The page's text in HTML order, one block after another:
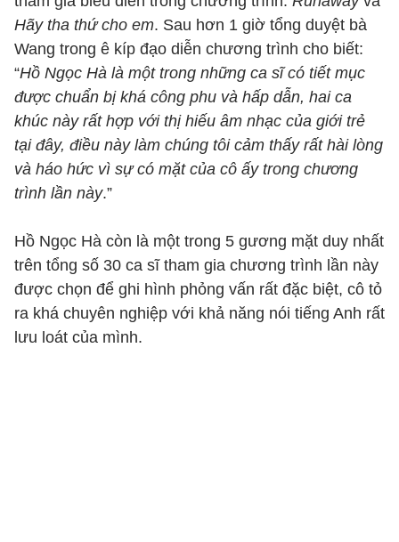
Hãy tha thứ cho em. Sau hơn 1 giờ tổng duyệt bà
Wang trong ê kíp đạo diễn chương trình cho biết:
“Hồ Ngọc Hà là một trong những ca sĩ có tiết mục
được chuẩn bị khá công phu và hấp dẫn, hai ca
khúc này rất hợp với thị hiếu âm nhạc của giới trẻ
tại đây, điều này làm chúng tôi cảm thấy rất hài lòng
và háo hức vì sự có mặt của cô ấy trong chương
trình lần này.”
Hồ Ngọc Hà còn là một trong 5 gương mặt duy nhất
trên tổng số 30 ca sĩ tham gia chương trình lần này
được chọn để ghi hình phỏng vấn rất đặc biệt, cô tỏ
ra khá chuyên nghiệp với khả năng nói tiếng Anh rất
lưu loát của mình.